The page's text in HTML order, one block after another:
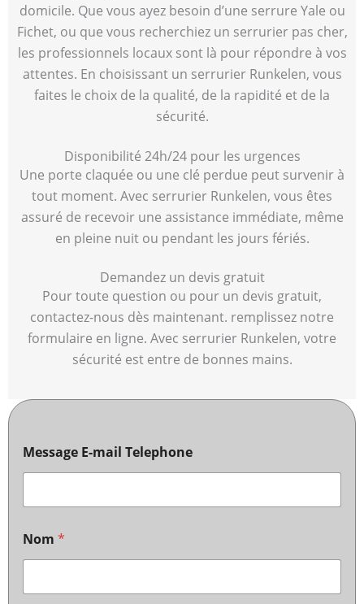
domicile. Que vous ayez besoin d’une serrure Yale ou
Fichet, ou que vous recherchiez un serrurier pas cher,
les professionnels locaux sont là pour répondre à vos
attentes. En choisissant un serrurier Runkelen, vous
faites le choix de la qualité, de la rapidité et de la
sécurité.
Disponibilité 24h/24 pour les urgences
Une porte claquée ou une clé perdue peut survenir à
tout moment. Avec serrurier Runkelen, vous êtes
assuré de recevoir une assistance immédiate, même
en pleine nuit ou pendant les jours fériés.
Demandez un devis gratuit
Pour toute question ou pour un devis gratuit,
contactez-nous dès maintenant. remplissez notre
formulaire en ligne. Avec serrurier Runkelen, votre
sécurité est entre de bonnes mains.
Message E-mail Telephone
Nom *